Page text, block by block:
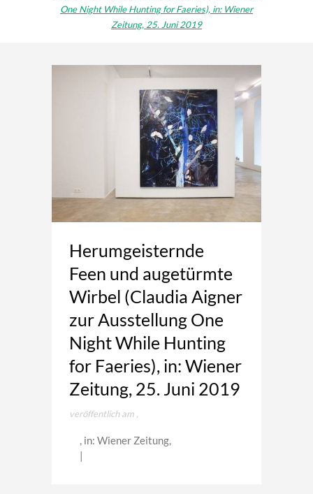
One Night While Hunting for Faeries), in: Wiener
Zeitung, 25. Juni 2019
Herumgeisternde
Feen und augetürmte
Wirbel (Claudia Aigner
zur Ausstellung One
Night While Hunting
for Faeries), in: Wiener
Zeitung, 25. Juni 2019
veröffentlich am
, in: Wiener Zeitung,
|